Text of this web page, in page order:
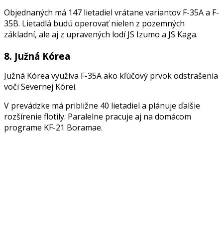
Objednaných má 147 lietadiel vrátane variantov F-35A a F-
35B. Lietadlá budú operovať nielen z pozemných
základní, ale aj z upravených lodí JS Izumo a JS Kaga.
8. Južná Kórea
Južná Kórea využíva F-35A ako kľúčový prvok odstrašenia
voči Severnej Kórei.
V prevádzke má približne 40 lietadiel a plánuje ďalšie
rozšírenie flotily. Paralelne pracuje aj na domácom
programe KF-21 Boramae.